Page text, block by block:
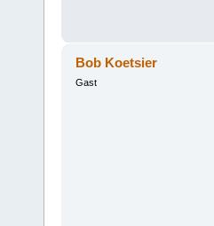
Bob Koetsier
Gast